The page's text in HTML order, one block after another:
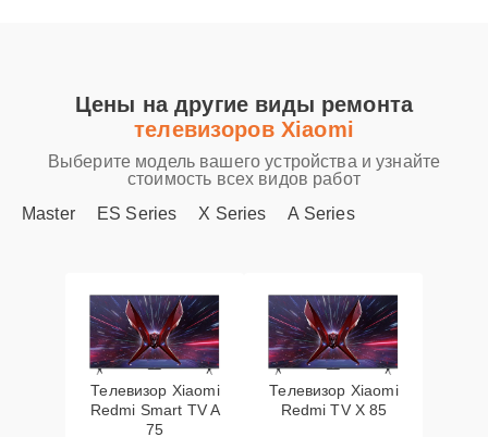
Цены на другие виды ремонта
телевизоров Xiaomi
Выберите модель вашего устройства и узнайте
стоимость всех видов работ
Master
ES Series X Series A Series
Телевизор Xiaomi
Redmi Smart TV A
75
Телевизор Xiaomi
Redmi TV X 85